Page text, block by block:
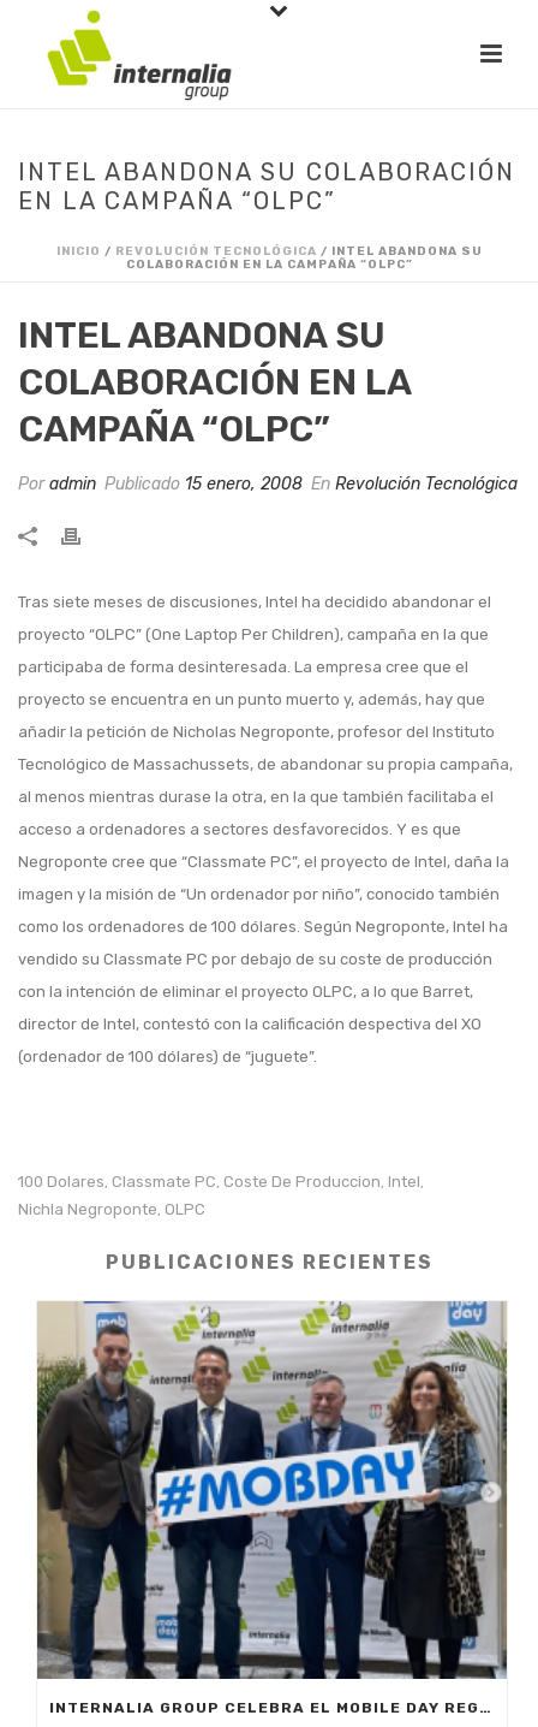
INTEL ABANDONA SU COLABORACIÓN
EN LA CAMPAÑA “OLPC”
INICIO / REVOLUCIÓN TECNOLÓGICA / INTEL ABANDONA SU
COLABORACIÓN EN LA CAMPAÑA “OLPC”
INTEL ABANDONA SU
COLABORACIÓN EN LA
CAMPAÑA “OLPC”
Poradmin Publicado 15 enero, 2008 En Revolución Tecnológica
Tras siete meses de discusiones, Intel ha decidido abandonar el
proyecto “OLPC” (One Laptop Per Children), campaña en la que
participaba de forma desinteresada. La empresa cree que el
proyecto se encuentra en un punto muerto y, además, hay que
añadir la petición de Nicholas Negroponte, profesor del Instituto
Tecnológico de Massachussets, de abandonar su propia campaña,
al menos mientras durase la otra, en la que también facilitaba el
acceso a ordenadores a sectores desfavorecidos. Y es que
Negroponte cree que “Classmate PC”, el proyecto de Intel, daña la
imagen y la misión de “Un ordenador por niño”, conocido también
como los ordenadores de 100 dólares. Según Negroponte, Intel ha
vendido su Classmate PC por debajo de su coste de producción
con la intención de eliminar el proyecto OLPC, a lo que Barret,
director de Intel, contestó con la calificación despectiva del XO
(ordenador de 100 dólares) de “juguete”.
100 Dolares, Classmate PC, Coste De Produccion, Intel,
Nichla Negroponte, OLPC
PUBLICACIONES RECIENTES
INTERNALIA GROUP CELEBRA EL MOBILE DAY REGISTRO HORARIO EN MARBELLA